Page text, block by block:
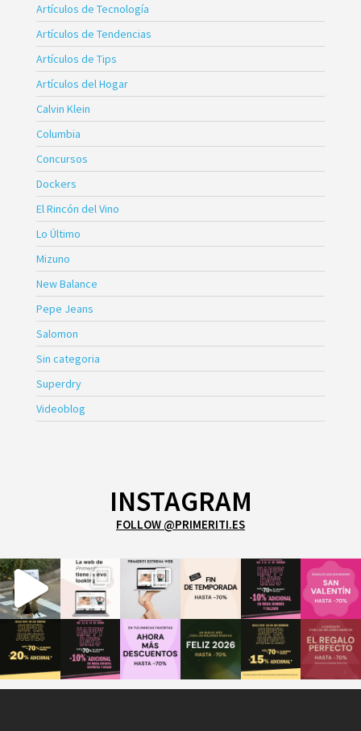
Artículos de Tecnología
Artículos de Tendencias
Artículos de Tips
Artículos del Hogar
Calvin Klein
Columbia
Concursos
Dockers
El Rincón del Vino
Lo Último
Mizuno
New Balance
Pepe Jeans
Salomon
Sin categoria
Superdry
Videoblog
INSTAGRAM
FOLLOW @PRIMERITI.ES